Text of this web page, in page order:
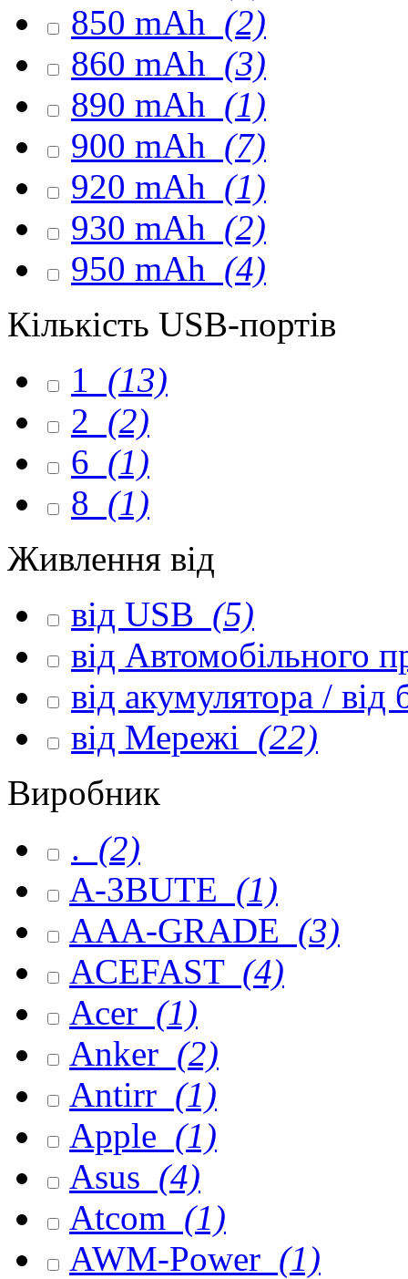
850 mAh (2)
860 mAh (3)
890 mAh (1)
900 mAh (7)
920 mAh (1)
930 mAh (2)
950 mAh (4)
Кількість USB-портів
1 (13)
2 (2)
6 (1)
8 (1)
Живлення від
від USB (5)
від Автомобільного
від акумулятора / від
від Мережі (22)
Виробник
. (2)
A-3BUTE (1)
AAA-GRADE (3)
ACEFAST (4)
Acer (1)
Anker (2)
Antirr (1)
Apple (1)
Asus (4)
Atcom (1)
AWM-Power (1)